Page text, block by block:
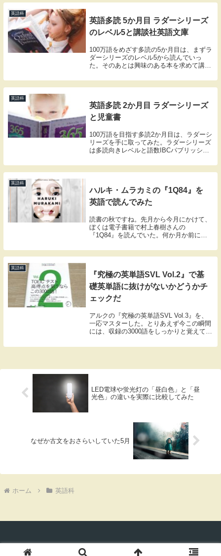
英語科
英語多読 5か月目 ラダーシリーズ
のレベル5と講談社英語文庫
100万語をめざす多読の5か月目は、まずラ
ダーシリーズのレベル5から読んでいっ
た。そのあとは興味のある本を求めて講談
り返ってみると、あらためて語彙力の不足
と必要を実感した月だったように思う。 ラ
英語科
英語多読 2か月目 ラダーシリーズ
と児童書
100万語を目指す多読2か月目は、ラダーシ
リーズを手に取ってみた。ラダーシリーズ
は多読向きレベルと語数IBCパブリッシン
ル別の展開で、カバーの裏表紙に語数も示
されているので、100万語までの累積語数
英語科
ハルキ・ムラカミの『1Q84』を
英語で読んでみた
読書の秋ですね。先月から今月にかけて、
ぼくは電子書籍で村上春樹さんの
『1Q84』を読んでいた。何か月か前に
しばらく積読のままだった本だけど、いっ
たん読み始めてしまうとこんどは一日も早
英語科
『究極の英単語SVL Vol.2』で基
礎英単語に抜けがないかどうかチ
ェックだ
アルクの『究極の英単語SVL Vol.3』を、
一応マスターした。とりあえず今この瞬間
には、収録の3000語をしっかりと覚えてい
くだろうけど)。続いてVol.4に進む前に、
LED電球や蛍光灯の「昼白色」と「昼
光色」の違いを実際に比較してみた
なぜか古文をおさらいしていた5月
ホーム 英語科
© 2019-2026 おもキャン.